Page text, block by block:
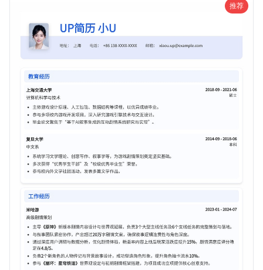
推荐